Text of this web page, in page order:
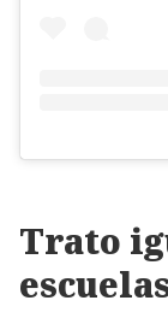
Trato